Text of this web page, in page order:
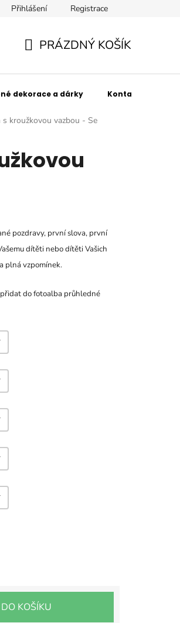
Obchodní podmínky
Přihlášení Registrace
KOŠÍK
PRÁZDNÝ KOŠÍK
dekorace a dárky Kontakt
s kroužkovou vazbou - Se
pozdravy, první slova, první
dítěti nebo dítěti Vašich
plná vzpomínek.
do fotoalba průhledné
DO KOŠÍKU